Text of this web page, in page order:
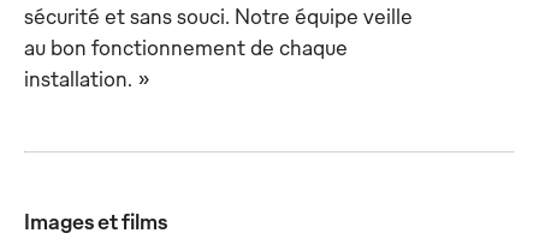
sécurité et sans souci. Notre équipe veille
au bon fonctionnement de chaque
installation. »
Images et films